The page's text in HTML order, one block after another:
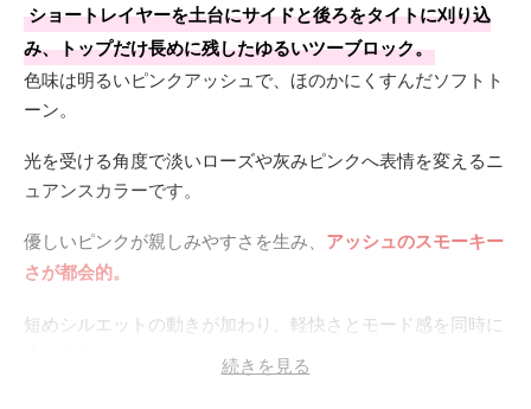
ショートレイヤーを土台にサイドと後ろをタイトに刈り込
み、トップだけ長めに残したゆるいツーブロック。
色味は明るいピンクアッシュで、ほのかにくすんだソフトト
ーン。
光を受ける角度で淡いローズや灰みピンクへ表情を変えるニ
ュアンスカラーです。
優しいピンクが親しみやすさを生み、 アッシュのスモーキー
さが都会的。
短めシルエットの動きが加わり、軽快さとモード感を同時に
続きを見る